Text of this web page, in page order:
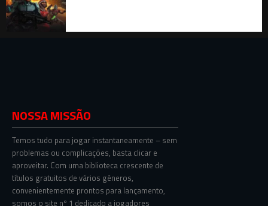
NOSSA MISSÃO
Temos tudo para jogar instantaneamente – sem
problemas ou complicações, basta clicar e
aproveitar. Com uma biblioteca crescente de
títulos gratuitos de vários gêneros,
convenientemente prontos para lançamento,
somos o site nº 1 dedicado a jogadores